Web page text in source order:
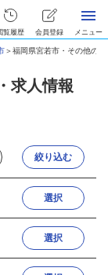
覧履歴 会員登録 メニュー
＞福岡県宮若市・その他の
求人情報
絞り込む
選択
選択